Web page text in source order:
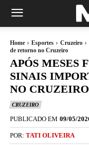
Home Esportes Cruzeiro
de retorno no Cruzeiro
APÓS MESES
SINAIS
NO CRUZEIRO
CRUZEIRO
PUBLICADO EM 09/05/
POR: TATI OLIVEIRA